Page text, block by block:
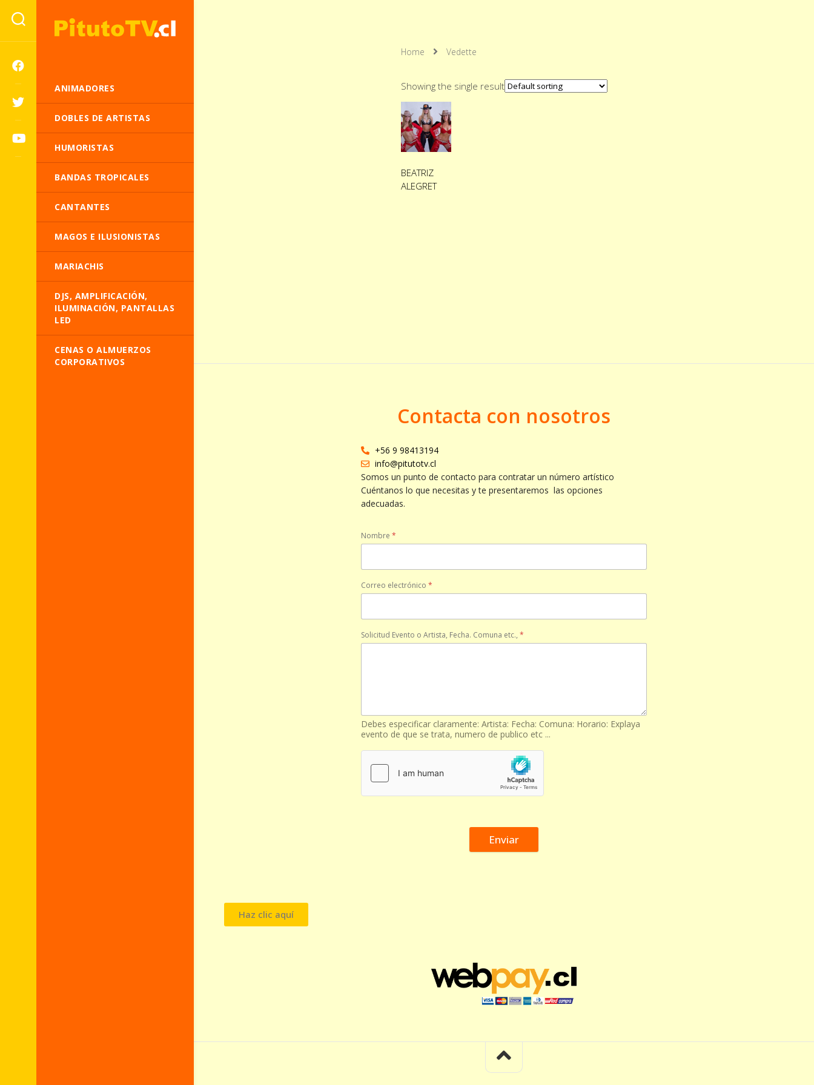
ANIMADORES
DOBLES DE ARTISTAS
HUMORISTAS
BANDAS TROPICALES
CANTANTES
MAGOS E ILUSIONISTAS
MARIACHIS
DJS, AMPLIFICACIÓN,
ILUMINACIÓN, PANTALLAS
LED
CENAS O ALMUERZOS
CORPORATIVOS
Home Vedette
Showing the single result
BEATRIZ
ALEGRET
Contacta con nosotros
+56 9 98413194
info@pitutotv.cl
Somos un punto de contacto para contratar un número artístico
Cuéntanos lo que necesitas y te presentaremos las opciones
adecuadas.
Nombre *
Correo electrónico *
Solicitud Evento o Artista, Fecha. Comuna etc., *
Debes especificar claramente: Artista: Fecha: Comuna: Horario: Explaya
evento de que se trata, numero de publico etc ...
Enviar
Haz clic aquí